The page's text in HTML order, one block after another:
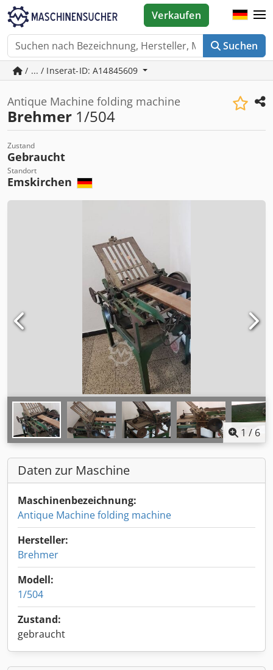
Suchen
Verkaufen
/ ... / Inserat-ID: A14845609
Antique Machine folding machine
Brehmer 1/504
Zustand
Gebraucht
Standort
Emskirchen
1 / 6
Daten zur Maschine
Maschinenbezeichnung:
Antique Machine folding machine
Hersteller:
Brehmer
Modell:
1/504
Zustand:
gebraucht